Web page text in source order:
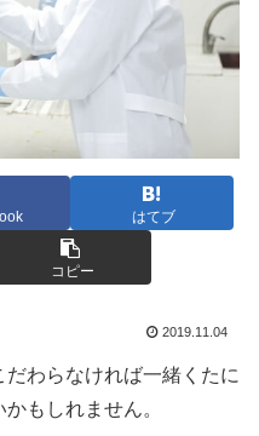
はてブ
コピー
2019.11.04
わらなければ一緒くたに
もしれません。